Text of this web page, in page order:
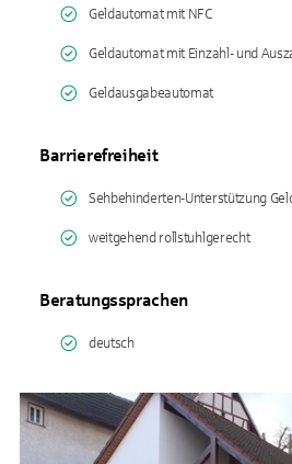
Geldautomat mit NFC
Geldautomat mit Einzahl- und
Geldausgabeautomat
Barrierefreiheit
Sehbehinderten-Unterstützung
weitgehend rollstuhlgerecht
Beratungssprachen
deutsch